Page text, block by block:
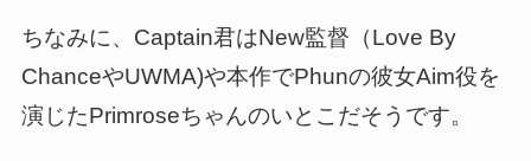
ちなみに、Captain君はNew監督（Love By
ChanceやUWMA)や本作でPhunの彼女Aim役を
演じたPrimroseちゃんのいとこだそうです。